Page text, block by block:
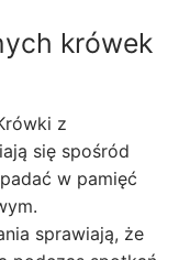
krówek
z
się spośród
w pamięć
sprawiają, że